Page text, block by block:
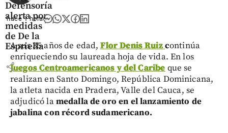
Defensoría
alerta por
medidas
de De la
Espriella
share
hace 1 hora
A sus 35 años de edad,Flor Denis Ruizcontinúa
enriqueciendo su laureada hoja de vida. En los
Juegos Centroamericanos y del Caribe que se
realizan en Santo Domingo, República Dominicana,
la atleta nacida en Pradera, Valle del Cauca, se
adjudicó lamedalla de oro en el lanzamiento de
jabalina con récord sudamericano.